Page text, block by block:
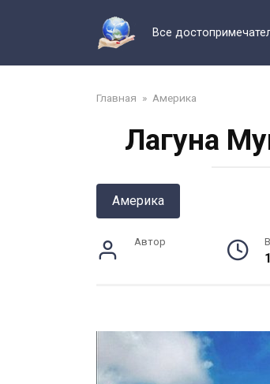
Все
Главная » Америка
Лагуна
Америка
Автор